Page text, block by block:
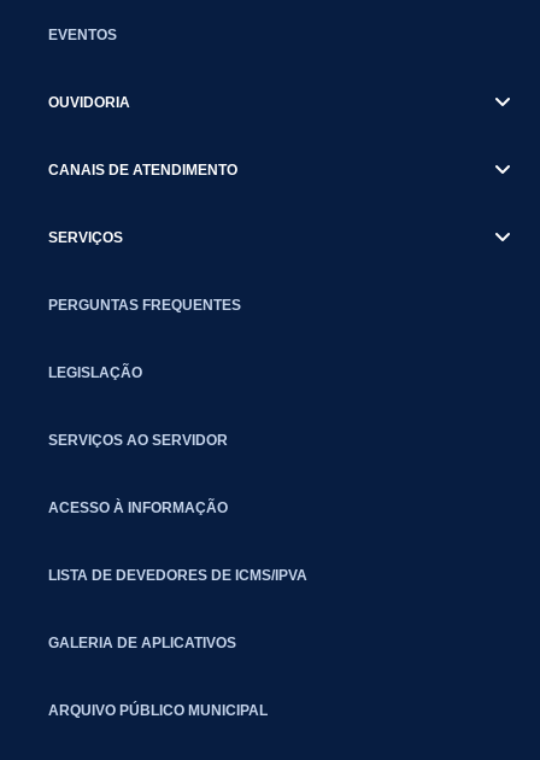
EVENTOS
OUVIDORIA
CANAIS DE ATENDIMENTO
SERVIÇOS
PERGUNTAS FREQUENTES
LEGISLAÇÃO
SERVIÇOS AO SERVIDOR
ACESSO À INFORMAÇÃO
LISTA DE DEVEDORES DE ICMS/IPVA
GALERIA DE APLICATIVOS
ARQUIVO PÚBLICO MUNICIPAL